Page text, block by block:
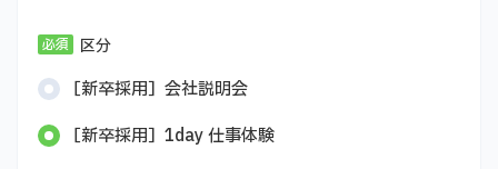
区分
［新卒採用］会社説明会
［新卒採用］1day 仕事体験